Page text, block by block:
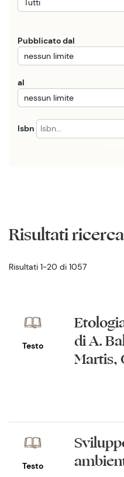
Pubblicato dal
al
Isbn
Risultati ricerca
Risultati 1-20 di 1057
Testo
di A.
Martis,
Testo